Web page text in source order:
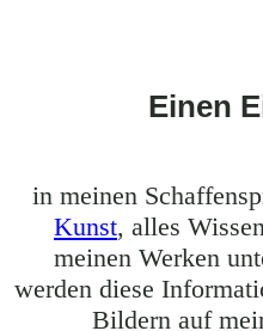
Einen
in meinen
Kunst, alles
meinen Werken
werden diese
Bildern auf